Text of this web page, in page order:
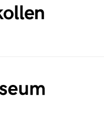
drivs av
och kureras